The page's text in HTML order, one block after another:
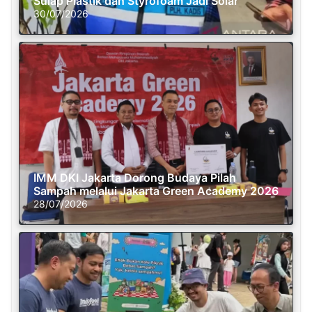
30/07/2026
IMM DKI Jakarta Dorong Budaya Pilah
Sampah melalui Jakarta Green Academy 2026
28/07/2026